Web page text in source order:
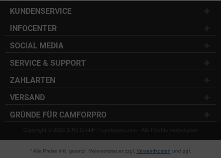
KUNDENSERVICE
INFOCENTER
SOCIAL MEDIA
SERVICE & SUPPORT
ZAHLARTEN
VERSAND
GRÜNDE FÜR CAMFORPRO
Copyright © 2025 S.H1 GmbH / camforpro.com - Alle Rechte vorbehalten
* Alle Preise inkl. gesetzl. Mehrwertsteuer zzgl. Versandkosten und ggf.